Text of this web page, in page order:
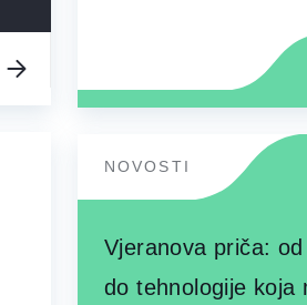
NOVOSTI
Vjeranova priča:
do tehnologije koja